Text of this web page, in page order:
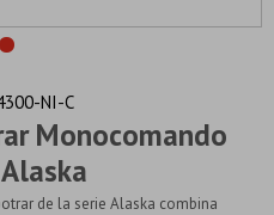
Monocomando
NI-C
de la serie Alaska combina